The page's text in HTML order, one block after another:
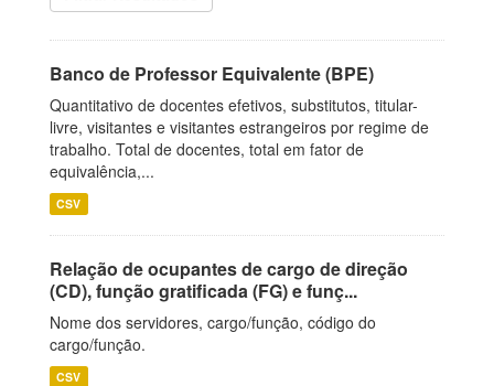
Banco de Professor Equivalente (BPE)
Quantitativo de docentes efetivos, substitutos, titular-
livre, visitantes e visitantes estrangeiros por regime de
trabalho. Total de docentes, total em fator de
equivalência,...
CSV
Relação de ocupantes de cargo de direção
(CD), função gratificada (FG) e funç...
Nome dos servidores, cargo/função, código do
cargo/função.
CSV